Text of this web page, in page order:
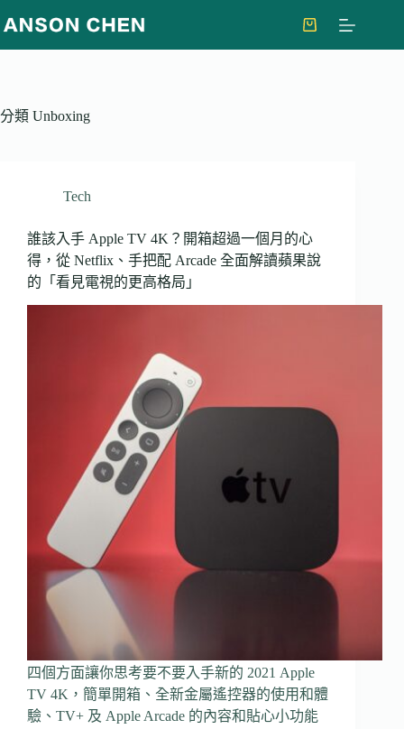
至
主
容
購
分類 Unboxing
Tech
誰該入手 Apple TV 4K？開箱超過一個月的心
得，從 Netflix、手把配 Arcade 全面解讀蘋果說
的「看見電視的更高格局」
四個方面讓你思考要不要入手新的 2021 Apple
TV 4K，簡單開箱、全新金屬遙控器的使用和體
驗、TV+ 及 Apple Arcade 的內容和貼心小功能